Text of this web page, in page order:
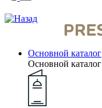
Основной каталог
Основной каталог